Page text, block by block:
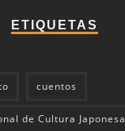
ETIQUETAS
cuentos
de Cultura Japonesa